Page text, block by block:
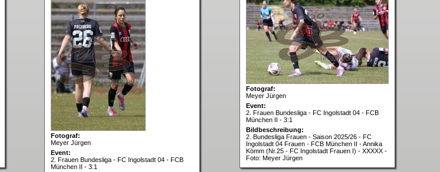
Fotograf:
Meyer Jürgen
Event:
2. Frauen Bundesliga - FC Ingolstadt 04 - FCB
München II - 3:1
Fotograf:
Meyer Jürgen
Event:
2. Frauen Bundesliga - FC Ingolstadt 04 - FCB
München II - 3:1
Bildbeschreibung:
2. Bundesliga Frauen - Saison 2025/26 - FC
Ingolstadt 04 Frauen - FCB München II - Annika
Kömm (Nr.25 - FC Ingolstadt Frauen I) - XXXXX -
Foto: Meyer Jürgen